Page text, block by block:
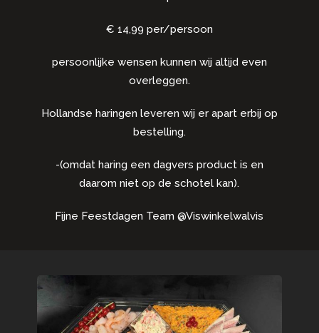
€ 14,99 per/persoon
persoonlijke wensen kunnen wij altijd even
overleggen.
Hollandse haringen leveren wij er apart erbij op
bestelling.
-(omdat haring een dagvers product is en
daarom niet op de schotel kan).
Fijne Feestdagen Team @Viswinkelwalvis